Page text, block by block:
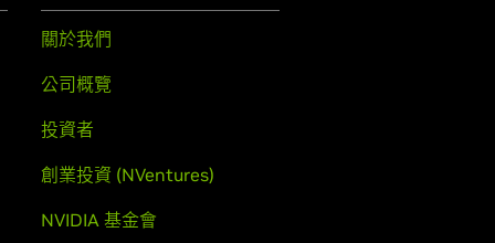
關於我們
公司概覽
投資者
創業投資 (NVentures)
NVIDIA 基金會